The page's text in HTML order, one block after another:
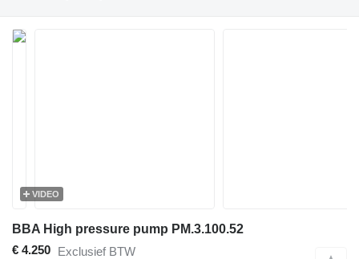
VIDEO
BBA High pressure pump PM.3.100.52
€ 4.250 Exclusief BTW